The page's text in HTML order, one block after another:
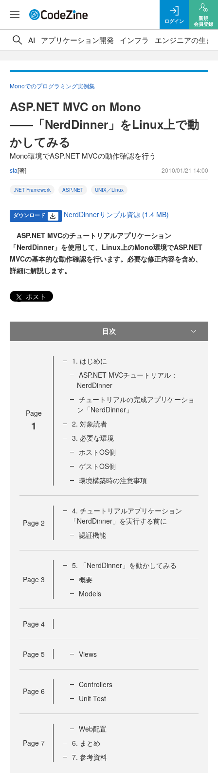
ログイン
新規
会員登録
AI アプリケーション開発 インフラ エンジニアの生き
Monoでのプログラミング実例集
ASP.NET MVC on Mono
――「NerdDinner」をLinux上で動
かしてみる
Mono環境でASP.NET MVCの動作確認を行う
sta[著] 2010/01/21 14:00
.NET Framework ASP.NET UNIX／Linux
ダウンロード NerdDinnerサンプル資源 (1.4 MB)
ASP.NET MVCのチュートリアルアプリケーション
「NerdDinner」を使用して、Linux上のMono環境でASP.NET
MVCの基本的な動作確認を行います。必要な修正内容を含め、
詳細に解説します。
ポスト
目次
Page
1
1. はじめに
ASP.NET MVCチュートリアル：
NerdDinner
チュートリアルの完成アプリケーショ
ン「NerdDinner」
2. 対象読者
3. 必要な環境
ホストOS側
ゲストOS側
環境構築時の注意事項
Page 2
4. チュートリアルアプリケーション
「NerdDinner」を実行する前に
認証機能
Page 3
5. 「NerdDinner」を動かしてみる
概要
Models
Page 4
Page 5 Views
Page 6
Controllers
Unit Test
Page 7
Web配置
6. まとめ
7. 参考資料